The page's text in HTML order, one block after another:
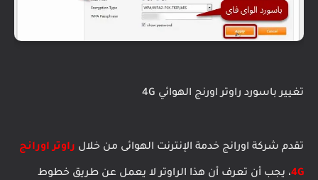
تغيير باسورد راوتر اورنج الهوائي 4G
تقدم شركة اورانج خدمة الإنترنت الهوائى من خلال راوتر اورانج
4G، يجب أن تعرف أن هذا الراوتر لا يعمل عن طريق خطوط